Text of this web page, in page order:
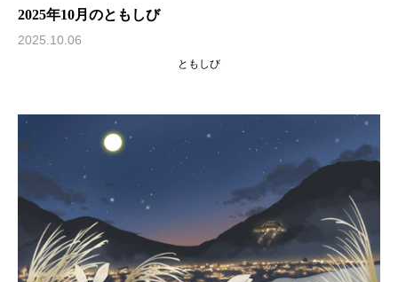
2025年10月のともしび
2025.10.06
ともしび